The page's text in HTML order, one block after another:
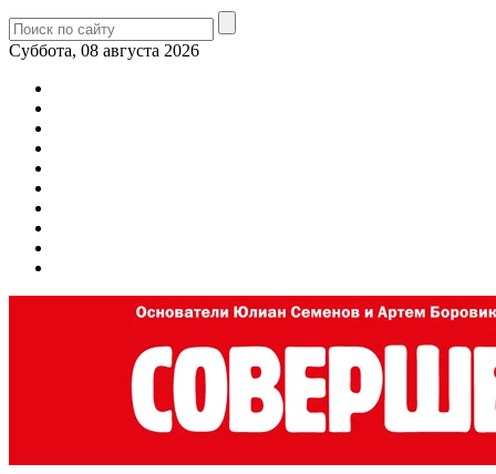
Суббота, 08 августа 2026